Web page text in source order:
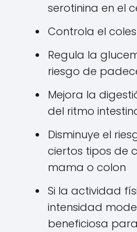
serotinina en el
Controla el
Regula la
riesgo de
Mejora la
del ritmo
Disminuye el
ciertos tipos de
mama o colon
Si la actividad
intensidad
beneficiosa